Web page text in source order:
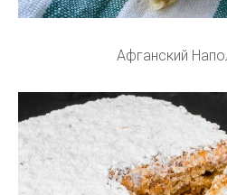
Афганский